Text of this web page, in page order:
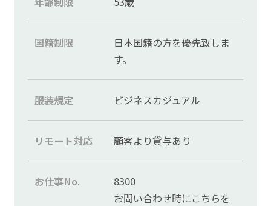
国籍制限
日本国籍の方を優先致しま
す。
服装規定 ビジネスカジュアル
リモート対応 顧客より貸与あり
お仕事No.
8300
お問い合わせ時にこちらを